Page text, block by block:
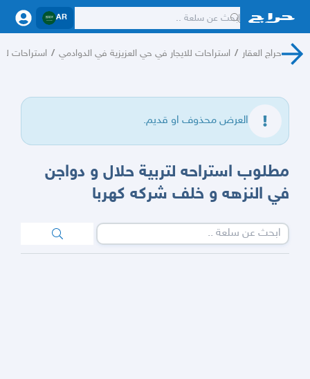
AR
حراج العقار / استراحات للايجار في حي العزيزية في الدوادمي / استراحات
العرض محذوف او قديم.
مطلوب استراحه لتربية حلال و دواجن
في النزهه و خلف شركه كهربا